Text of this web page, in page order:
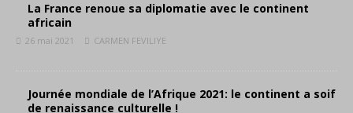
La France renoue sa diplomatie avec le continent
africain
26 mai 2021 CARMEN FEVILIYE
Journée mondiale de l’Afrique 2021: le continent a soif
de renaissance culturelle !